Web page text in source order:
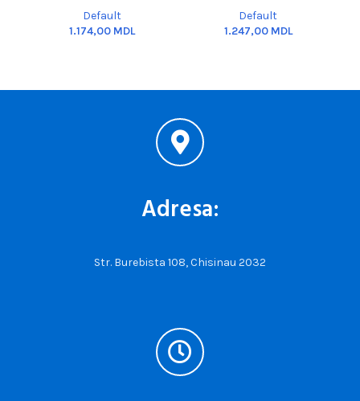
Default
MDL
Default
MDL
Adresa:
Str. Burebista 108, Chisinau 2032